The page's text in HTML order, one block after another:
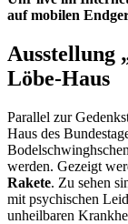
auf mobilen
Ausstellung
Löbe-Haus
Parallel zur
Haus des
werden. Gezeigt
Rakete. Zu sehen
mit psychischen
unheilbaren